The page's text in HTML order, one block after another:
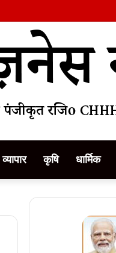
व्यापार कृषि धार्मिक